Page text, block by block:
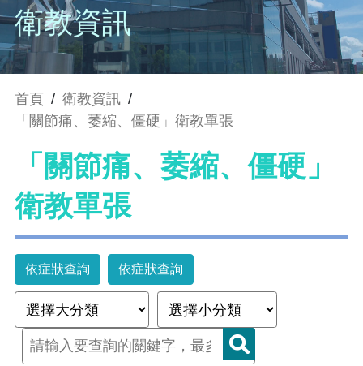
衛教資訊
首頁 / 衛教資訊 /
「關節痛、萎縮、僵硬」衛教單張
「關節痛、萎縮、僵硬」
衛教單張
依症狀查詢 依症狀查詢